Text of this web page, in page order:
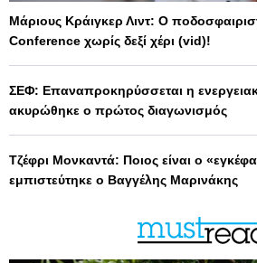
Μάριους Κράιγκερ Λιντ: Ο
Conference χωρίς δεξί χέρι (vid)!
ΣΕΦ: Επαναπροκηρύσσεται η
ακυρώθηκε ο πρώτος διαγωνισμός
Τζέφρι Μονκαντά: Ποιος είναι ο
εμπιστεύτηκε ο Βαγγέλης Μαρινάκης